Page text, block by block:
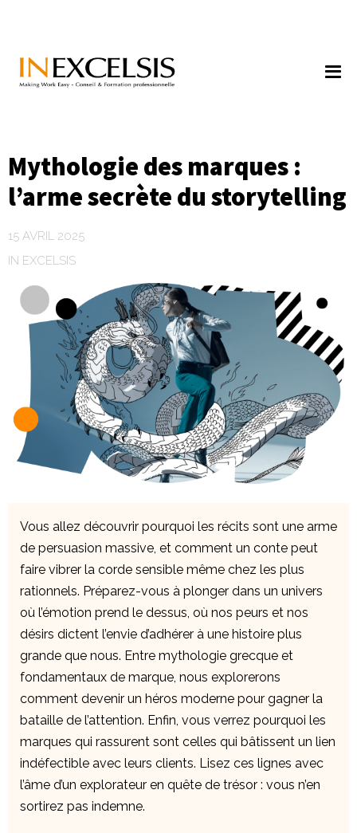
Mythologie des marques :
l’arme secrète du storytelling
15 AVRIL 2025
IN EXCELSIS
Vous allez découvrir pourquoi les récits sont une arme
de persuasion massive, et comment un conte peut
faire vibrer la corde sensible même chez les plus
rationnels. Préparez-vous à plonger dans un univers
où l’émotion prend le dessus, où nos peurs et nos
désirs dictent l’envie d’adhérer à une histoire plus
grande que nous. Entre mythologie grecque et
fondamentaux de marque, nous explorerons
comment devenir un héros moderne pour gagner la
bataille de l’attention. Enfin, vous verrez pourquoi les
marques qui rassurent sont celles qui bâtissent un lien
indéfectible avec leurs clients. Lisez ces lignes avec
l’âme d’un explorateur en quête de trésor : vous n’en
sortirez pas indemne.